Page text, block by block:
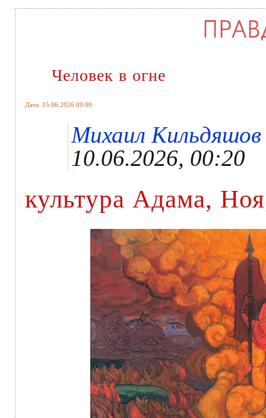
Человек в огне
Дата: 15.06.2026 09:00
Михаил
10.06.2026, 00:20
культура Адама,